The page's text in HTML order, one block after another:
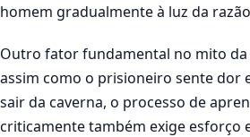
homem gradualmente à luz da
Outro fator fundamental no mito da
assim como o prisioneiro sente dor
sair da caverna, o processo de
criticamente também exige esforço